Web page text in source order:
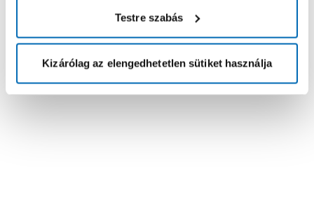
Testre szabás
Kizárólag az elengedhetetlen sütiket használja